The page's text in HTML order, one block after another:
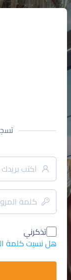
تذكرني
هل نسيت كلمة